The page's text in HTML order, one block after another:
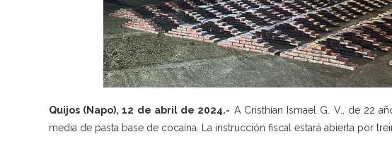
Quijos (Napo), 12 de abril de 2024.- A Cristhian Ismael G. V., de 22
media de pasta base de cocaína. La instrucción fiscal estará abierta por